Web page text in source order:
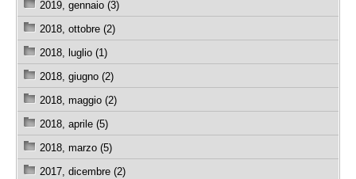
2019, gennaio (3)
2018, ottobre (2)
2018, luglio (1)
2018, giugno (2)
2018, maggio (2)
2018, aprile (5)
2018, marzo (5)
2017, dicembre (2)